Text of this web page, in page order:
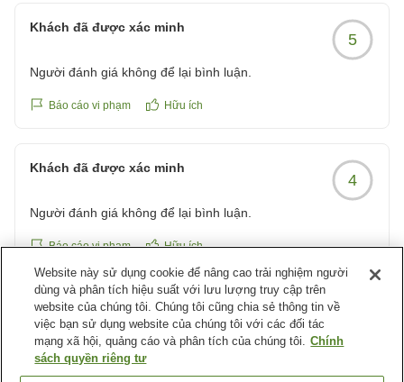
部屋も広くゆっくりできたのですが、壁にたくさんの埃、襖
の戸袋に押し潰された紙パックジュースのゴミがありまし
た。
部屋の清掃面以外は大満足の為、期待を込めて投稿させても
また機会があれば泊まりたいお宿です。
https://review.travel.rakuten.co.jp/hotel/voice/75314?
Khách đã được xác minh
5
Người đánh giá không để lại bình luận.
Báo cáo vi phạm Hữu ích
Khách đã được xác minh
4
Người đánh giá không để lại bình luận.
Báo cáo vi phạm Hữu ích
Khách đã được xác minh
Người đánh giá không để lại bình luận.
Website này sử dụng cookie để nâng cao trải nghiệm người
dùng và phân tích hiệu suất với lưu lượng truy cập trên
website của chúng tôi. Chúng tôi cũng chia sẻ thông tin về
việc bạn sử dụng website của chúng tôi với các đối tác
mạng xã hội, quảng cáo và phân tích của chúng tôi. Chính
sách quyền riêng tư